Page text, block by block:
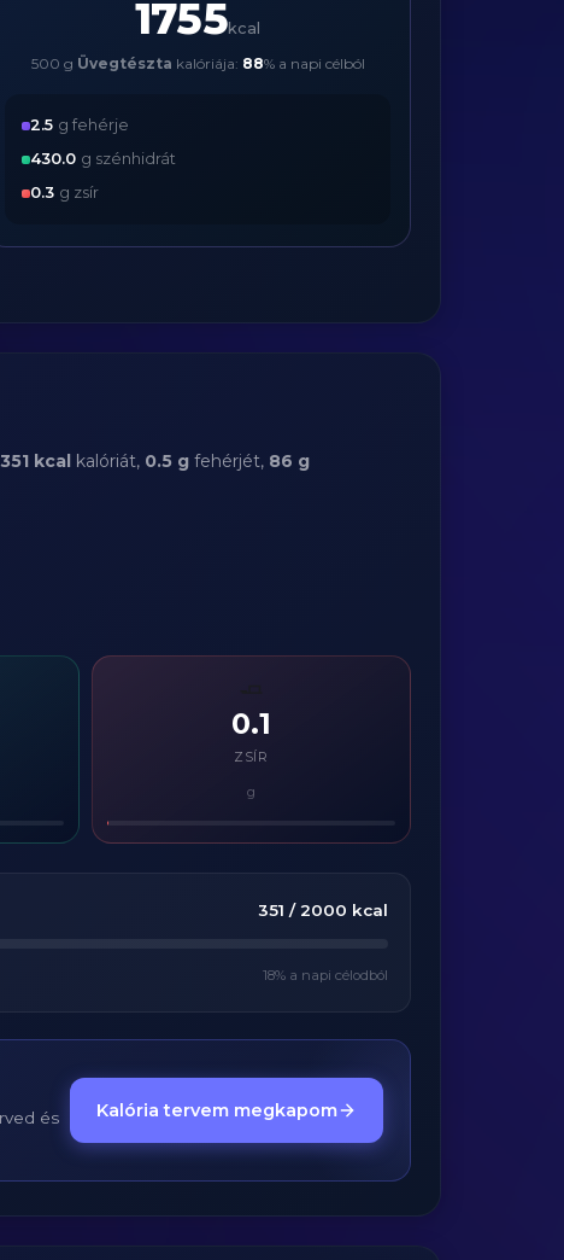
1755kcal
500 g Üvegtészta kalóriája: 88% a napi célból
2.5 g fehérje
430.0 g szénhidrát
0.3 g zsír
351 kcal kalóriát, 0.5 g fehérjét, 86 g
0.1
ZSÍR
g
351 / 2000 kcal
18% a napi célodból
és
Kalória tervem megkapom